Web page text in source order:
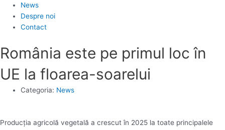
News
Despre noi
Contact
România este pe primul loc în
UE la floarea-soarelui
Categoria: News
Producţia agricolă vegetală a crescut în 2025 la toate principalele